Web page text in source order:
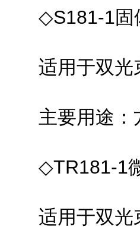
◇S181-1固
适用于双光
主要用途
◇TR181-1
适用于双光